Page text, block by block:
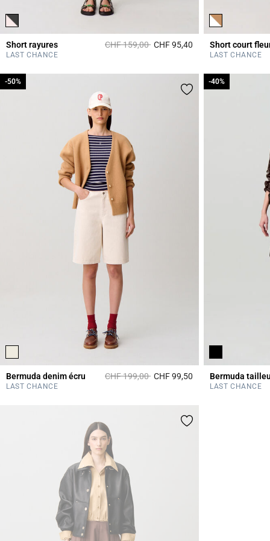
Short rayures Prix réduit à partir de
CHF 159,00àCHF 95,40 5 out of 5 Customer
LAST CHANCE
Short court
LAST CHANCE
Bermuda denim écru Prix réduit à partir de
CHF 199,00à
-50%
CHF 99,50 5 out of 5 Customer
LAST CHANCE
-50% -40%
LAST CHANCE
-40%